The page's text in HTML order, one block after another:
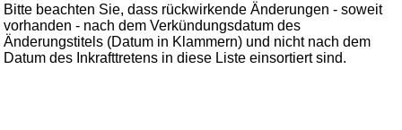
Bitte beachten Sie, dass rückwirkende Änderungen - soweit
vorhanden - nach dem Verkündungsdatum des
Änderungstitels (Datum in Klammern) und nicht nach dem
Datum des Inkrafttretens in diese Liste einsortiert sind.